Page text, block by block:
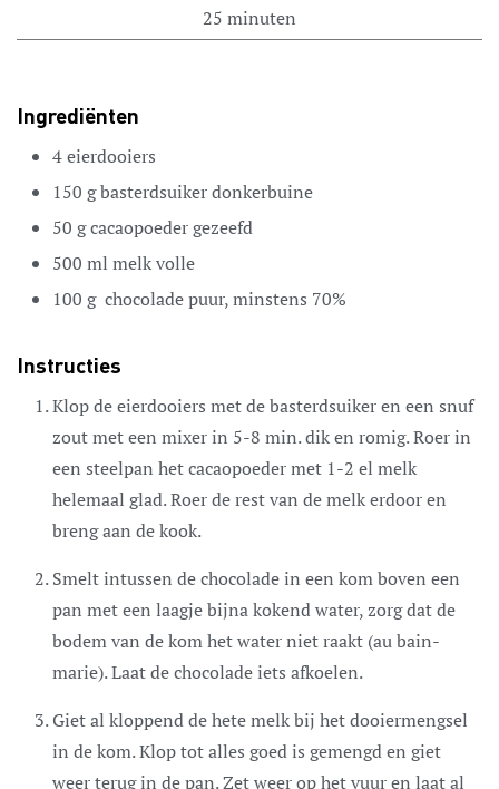
25 minuten
Ingrediënten
4eierdooiers
150 gbasterdsuikerdonkerbuine
50 gcacaopoedergezeefd
500 ml melkvolle
100 g chocolade puur, minstens 70%
Instructies
Klop de eierdooiers met de basterdsuiker en een snuf
zout met een mixer in 5-8 min. dik en romig. Roer in
een steelpan het cacaopoeder met 1-2 el melk
helemaal glad. Roer de rest van de melk erdoor en
breng aan de kook.
Smelt intussen de chocolade in een kom boven een
pan met een laagje bijna kokend water, zorg dat de
bodem van de kom het water niet raakt (au bain-
marie). Laat de chocolade iets afkoelen.
Giet al kloppend de hete melk bij het dooiermengsel
in de kom. Klop tot alles goed is gemengd en giet
weer terug in de pan. Zet weer op het vuur en laat al